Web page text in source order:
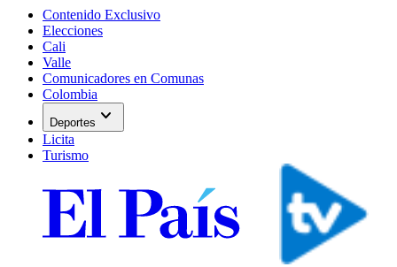
Contenido Exclusivo
Elecciones
Cali
Valle
Comunicadores en Comunas
Colombia
Deportes expand_more
Licita
Turismo